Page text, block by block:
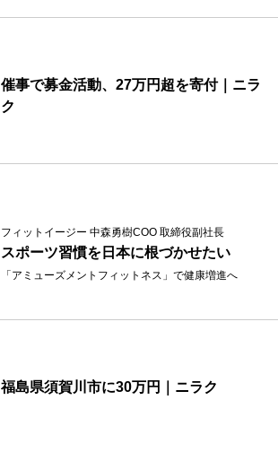
催事で募金活動、27万円超を寄付｜ニラ
ク
フィットイージー 中森勇樹COO 取締役副社長
スポーツ習慣を日本に根づかせたい
「アミューズメントフィットネス」で健康増進へ
福島県須賀川市に30万円｜ニラク